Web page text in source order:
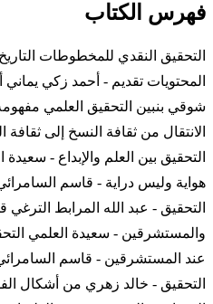
فهرس الكتاب
التحقيق النقدي للمخطوطات
المحتويات تقديم - أحمد زكي
شوقي بنبين التحقيق العلمي
الانتقال من ثقافة النسخ إلى
التحقيق بين العلم والإبداع -
هواية وليس دراية - قاسم
التحقيق - عبد الله المرابط
والمستشرقين - سعيدة العلمي
عند المستشرقين - قاسم
التحقيق - خالد زهري من أشكال